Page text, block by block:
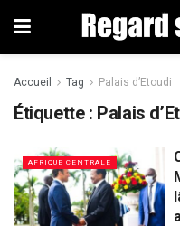
Accueil Tag Palais d’Etoudi
Étiquette : Palais
AFRIQUE CENTRALE